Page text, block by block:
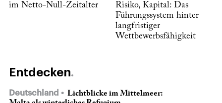
im Netto-Null-Zeitalter
Risiko, Kapital: Das
Führungssystem hinter
langfristiger
Wettbewerbsfähigkeit
Entdecken
Deutschland
Lichtblicke im Mittelmeer: